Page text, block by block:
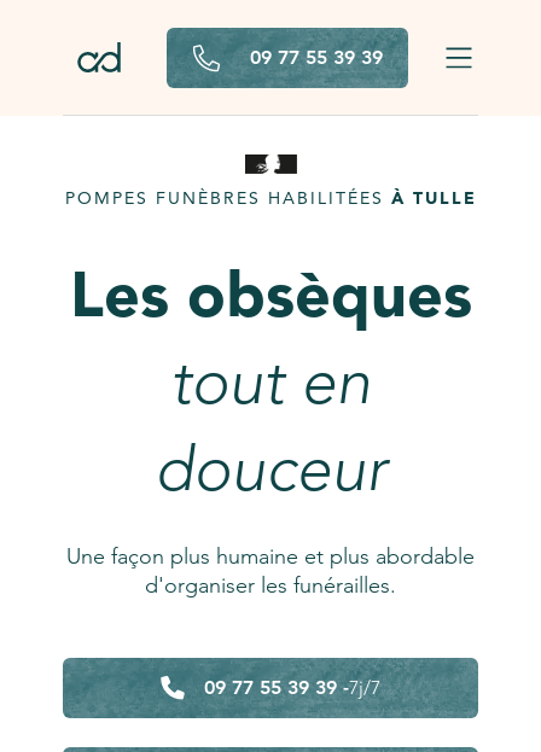
09 77 55 39 39
POMPES FUNÈBRES HABILITÉES À TULLE
Les obsèques
tout en
douceur
Une façon plus humaine et plus abordable
d'organiser les funérailles.
09 77 55 39 39 -7j/7